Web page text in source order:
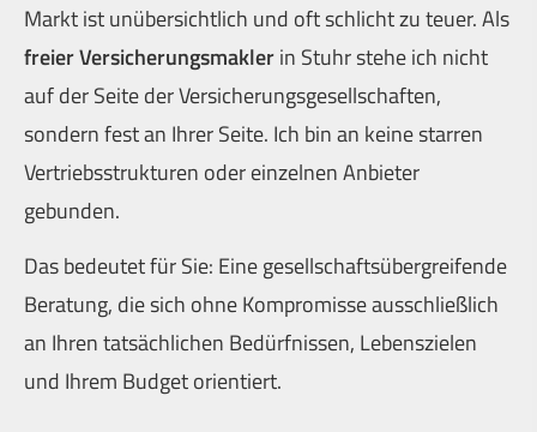
Markt ist unübersichtlich und oft schlicht zu teuer. Als
freier Ver­sicherungs­maklerin Stuhr stehe ich nicht
auf der Seite der Versicherungsgesellschaften,
sondern fest an Ihrer Seite. Ich bin an keine starren
Vertriebsstrukturen oder einzelnen Anbieter
gebunden.
Das bedeutet für Sie: Eine gesellschaftsübergreifende
Beratung, die sich ohne Kompromisse ausschließlich
an Ihren tatsächlichen Bedürfnissen, Lebenszielen
und Ihrem Budget orientiert.